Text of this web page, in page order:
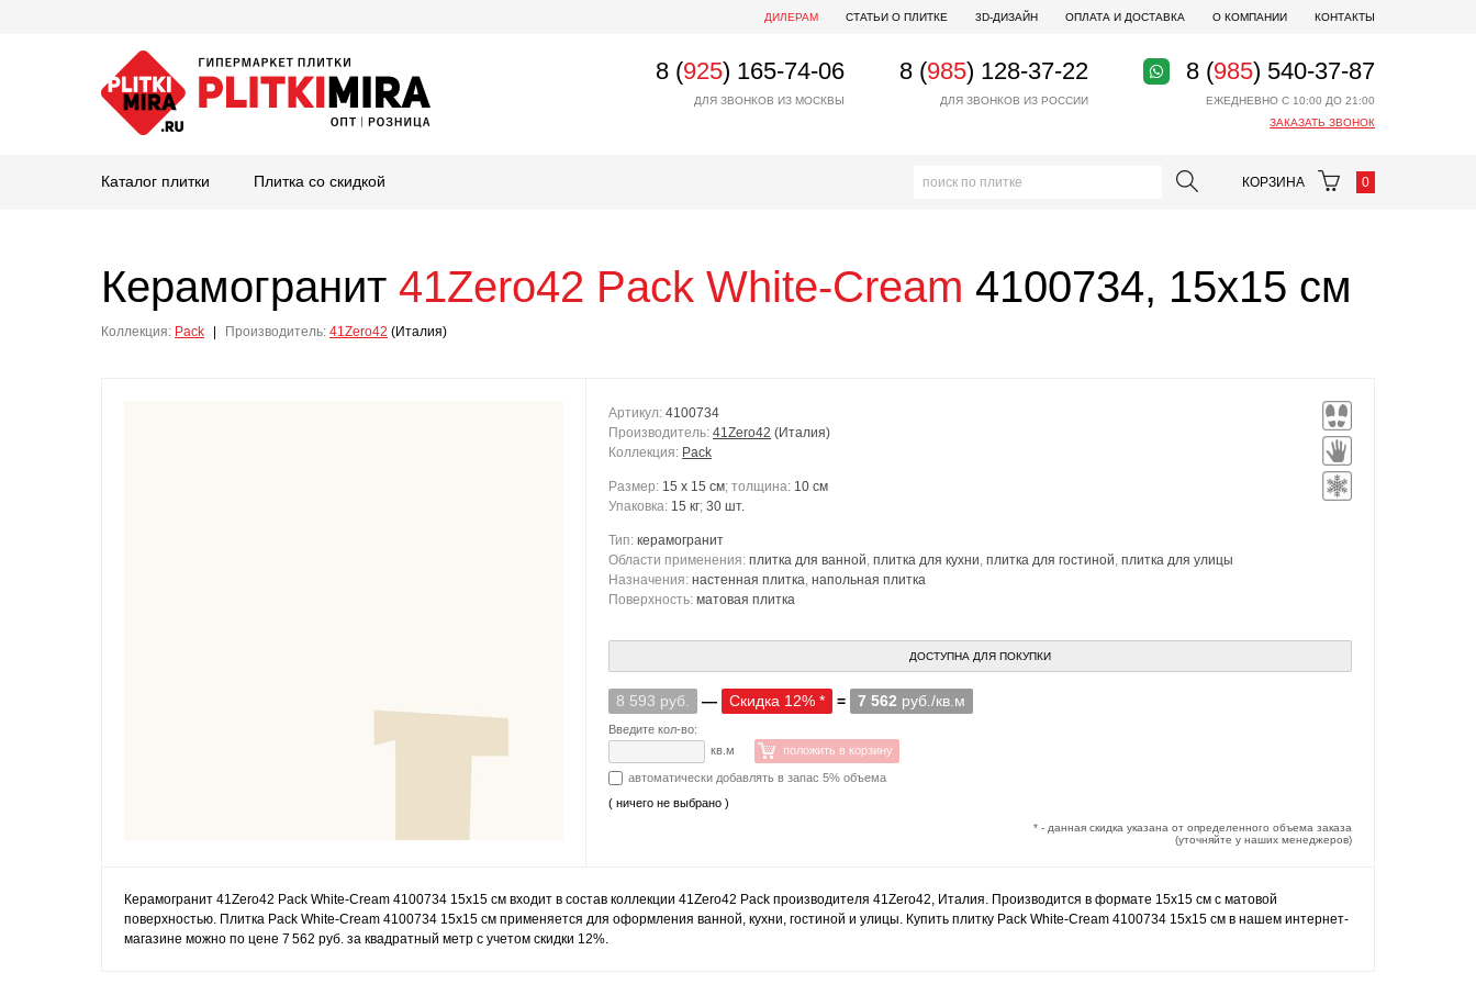
ДИЛЕРАМ СТАТЬИ О ПЛИТКЕ 3D-ДИЗАЙН ОПЛАТА И ДОСТАВКА О КОМПАНИИ КОНТАКТЫ
8 (925) 165-74-06
ДЛЯ ЗВОНКОВ ИЗ МОСКВЫ
8 (985) 128-37-22
ДЛЯ ЗВОНКОВ ИЗ РОССИИ
8 (985) 540-37-87
ЕЖЕДНЕВНО С 10:00 ДО 21:00
ЗАКАЗАТЬ ЗВОНОК
Каталог плитки Плитка со скидкой КОРЗИНА 0
Керамогранит 41Zero42 Pack White-Cream 4100734, 15x15 см
Коллекция: Pack Производитель: 41Zero42 (Италия)
Артикул: 4100734
Производитель: 41Zero42 (Италия)
Коллекция: Pack
Размер: 15 x 15 см; толщина: 10 см
Упаковка: 15 кг; 30 шт.
Тип: керамогранит
Области применения: плитка для ванной, плитка для кухни, плитка для гостиной, плитка для улицы
Назначения: настенная плитка, напольная плитка
Поверхность: матовая плитка
ДОСТУПНА ДЛЯ ПОКУПКИ
8 593 руб. — Скидка 12% * = 7 562 руб./кв.м
Введите кол-во:
кв.м
положить в корзину
автоматически добавлять в запас 5% объема
( ничего не выбрано )
* - данная скидка указана от определенного объема заказа
(уточняйте у наших менеджеров)
Керамогранит 41Zero42 Pack White-Cream 4100734 15x15 см входит в состав коллекции 41Zero42 Pack производителя 41Zero42, Италия. Производится в формате 15x15 см с матовой
поверхностью. Плитка Pack White-Cream 4100734 15x15 см применяется для оформления ванной, кухни, гостиной и улицы. Купить плитку Pack White-Cream 4100734 15x15 см в нашем интернет-
магазине можно по цене 7 562 руб. за квадратный метр с учетом скидки 12%.